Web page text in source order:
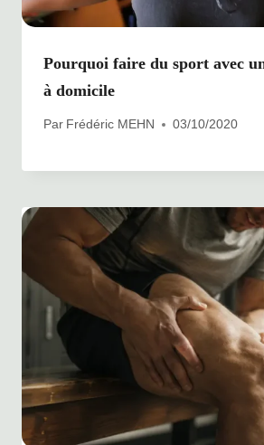
Pourquoi faire du sport avec
à domicile
Par Frédéric MEHN 03/10/2020